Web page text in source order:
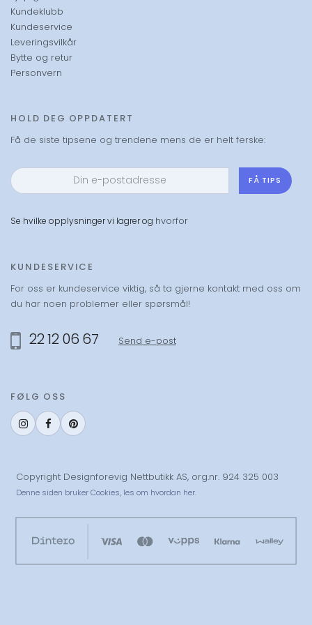
eleganse.
Begge mønstrene er trykket i Libertys eget tradisjonsrike
trykkeri ved Comosjøen i Nord‑Italia, kjent for sin silkemyke
kvalitet og presise fargegjengivelse. Sammen skaper de
finesse.
Bon Dep x Bridgerton Collection er skapt for å brukes,
hverdagen et snev av romantikk, luksus og
Bridgerton‑magi.
Kundeklubb
Kundeservice
Leveringsvilkår
Bytte og retur
Personvern
HOLD DEG OPPDATERT
Få de siste tipsene og trendene mens de er helt ferske:
FÅ TIPS
Se hvilke opplysninger vi lagrer og hvorfor
KUNDESERVICE
For oss er kundeservice viktig, så ta gjerne kontakt med oss om
du har noen problemer eller spørsmål!
22 12 06 67 Send e-post
FØLG OSS
Copyright Designforevig Nettbutikk AS, org.nr. 924 325 003
Denne siden bruker Cookies, les om hvordan her.